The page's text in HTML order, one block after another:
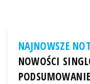
NAJNOWSZE
NOWOŚCI